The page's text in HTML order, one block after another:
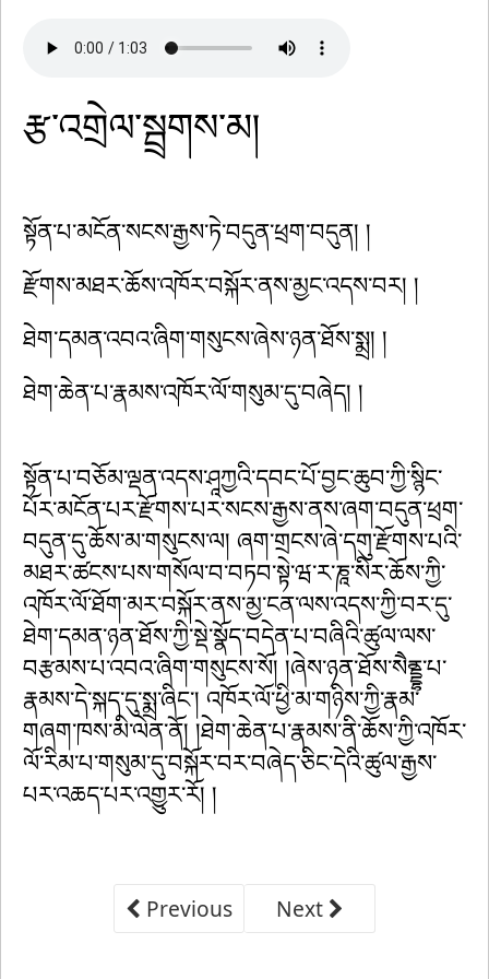
རྩ་འགྲེལ་སྦྲགས་མ།
སྟོན་པ་མངོན་སངས་རྒྱས་ཏེ་བདུན་ཕྲག་བདུན། །
རྫོགས་མཐར་ཆོས་འཁོར་བསྐོར་ནས་མྱང་འདས་བར། །
ཐེག་དམན་འབའ་ཞིག་གསུངས་ཞེས་ཉན་ཐོས་སྨྲ། །
ཐེག་ཆེན་པ་རྣམས་འཁོར་ལོ་གསུམ་དུ་བཞེད། །
སྟོན་པ་བཅོམ་ལྡན་འདས་ཤཱཀྱའི་དབང་པོ་བྱང་ཆུབ་ཀྱི་སྙིང་
པོར་མངོན་པར་རྫོགས་པར་སངས་རྒྱས་ནས་ཞག་བདུན་ཕྲག་
བདུན་དུ་ཆོས་མ་གསུངས་ལ། ཞག་གྲངས་ཞེ་དགུ་རྫོགས་པའི་
མཐར་ཚངས་པས་གསོལ་བ་བཏབ་སྟེ་ཝ་ར་ཎཱ་སིར་ཆོས་ཀྱི་
འཁོར་ལོ་ཐོག་མར་བསྐོར་ནས་མྱ་ངན་ལས་འདས་ཀྱི་བར་དུ་
ཐེག་དམན་ཉན་ཐོས་ཀྱི་སྡེ་སྣོད་བདེན་པ་བཞིའི་ཚུལ་ལས་
བརྩམས་པ་འབའ་ཞིག་གསུངས་སོ། །ཞེས་ཉན་ཐོས་སཻནྡྷ་པ་
རྣམས་དེ་སྐད་དུ་སྨྲ་ཞིང༌། འཁོར་ལོ་ཕྱི་མ་གཉིས་ཀྱི་རྣམ་
གཞག་ཁས་མི་ལེན་ནོ། །ཐེག་ཆེན་པ་རྣམས་ནི་ཆོས་ཀྱི་འཁོར་
ལོ་རིམ་པ་གསུམ་དུ་བསྐོར་བར་བཞེད་ཅིང་དེའི་ཚུལ་རྒྱས་
པར་འཆད་པར་འགྱུར་རོ། །
Previous Next